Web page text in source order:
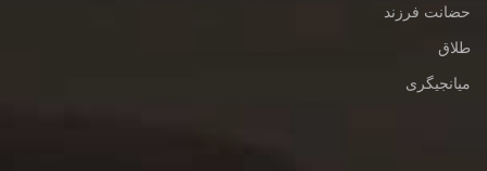
حضانت فرزند
طلاق
میانجیگری